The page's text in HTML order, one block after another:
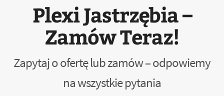
Plexi Jastrzębia –
Zamów Teraz!
Zapytaj o ofertę lub zamów – odpowiemy
na wszystkie pytania